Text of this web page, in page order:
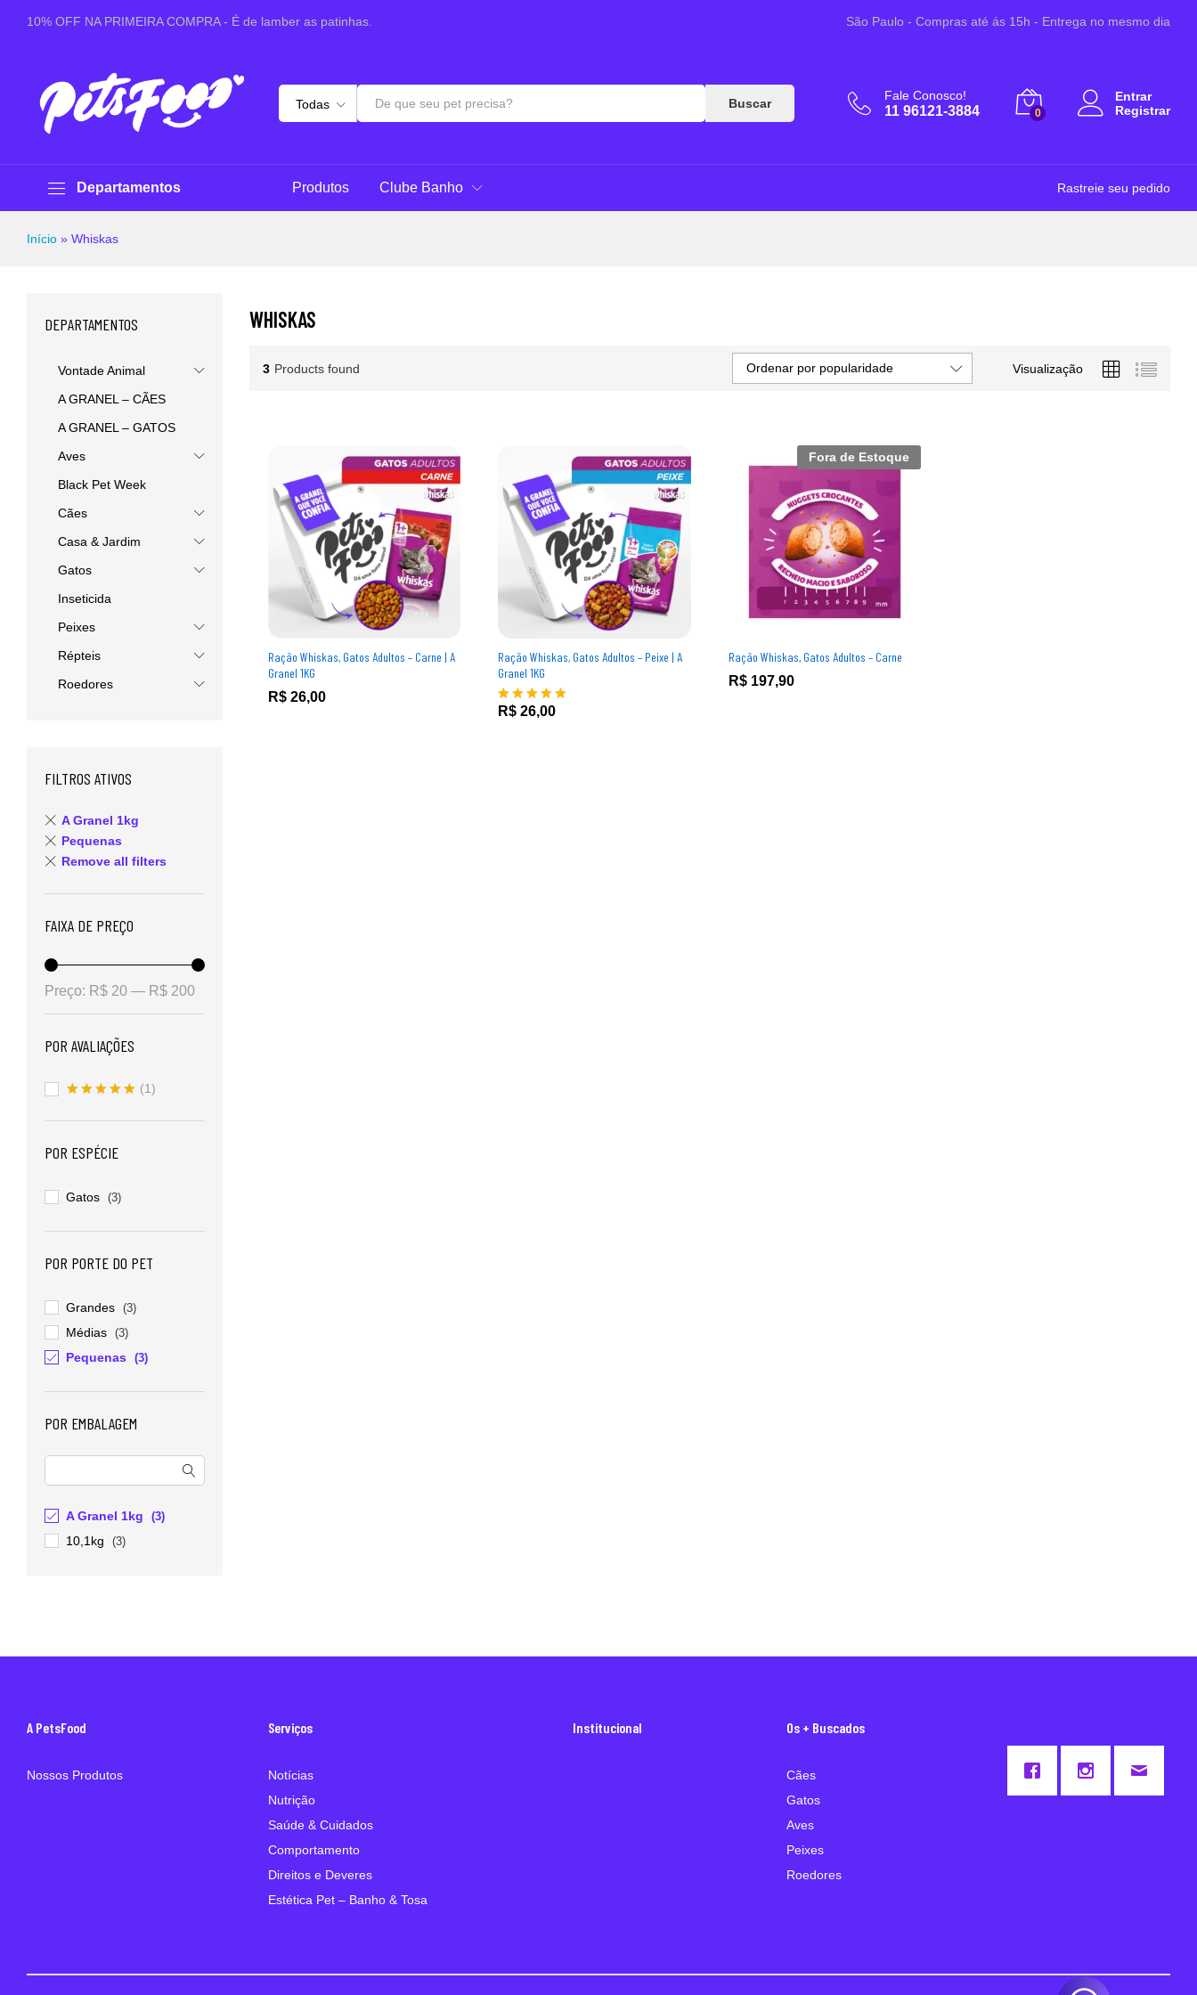
10% OFF NA PRIMEIRA COMPRA - É de lamber as patinhas. São Paulo - Compras até ás 15h - Entrega no mesmo dia
Todas Buscar
Fale Conosco!
11 96121-3884 0
Entrar
Registrar
Departamentos Produtos Clube Banho Rastreie seu pedido
Início » Whiskas
WHISKAS
3 Products found Visualização
Ordenar por popularidade
Ração Whiskas, Gatos Adultos – Carne | A
Granel 1KG
R$26,00
R$26,00
Ração Whiskas, Gatos Adultos – Peixe | A
Granel 1KG
Avaliação
R$ 26,00
R$26,00
Fora de Estoque
Ração Whiskas, Gatos Adultos – Carne
R$197,90
R$197,90
DEPARTAMENTOS
Vontade Animal
A GRANEL – CÃES
A GRANEL – GATOS
Aves
Black Pet Week
Cães
Casa & Jardim
Gatos
Inseticida
Peixes
Répteis
Roedores
FILTROS ATIVOS
A Granel 1kg
Pequenas
Remove all filters
FAIXA DE PREÇO
Preço: R$ 20 — R$ 200
POR AVALIAÇÕES
de 5
(1)
POR ESPÉCIE
Gatos (3)
POR PORTE DO PET
Grandes (3)
Médias (3)
Pequenas (3)
POR EMBALAGEM
A Granel 1kg (3)
10,1kg (3)
A PetsFood
Nossos Produtos
Serviços
Notícias
Nutrição
Saúde & Cuidados
Comportamento
Direitos e Deveres
Estética Pet – Banho & Tosa
Institucional Os + Buscados
Cães
Gatos
Aves
Peixes
Roedores